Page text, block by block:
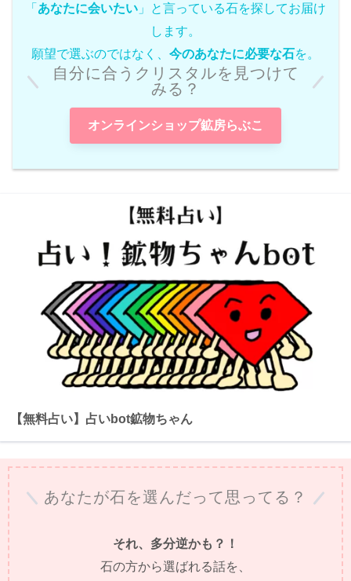
「 あなたに会いたい 」と言っている石を探してお届け
します。
願望で選ぶのではなく、 今のあなたに必要な石を。
自分に合うクリスタルを見つけて
みる？
オンラインショップ鉱房らぶこ
【無料占い】占いbot鉱物ちゃん
あなたが石を選んだって思ってる？
それ、多分逆かも？！
石の方から選ばれる話を、